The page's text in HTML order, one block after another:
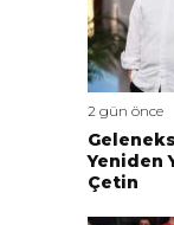
2 gün önce
Yeniden
Çetin